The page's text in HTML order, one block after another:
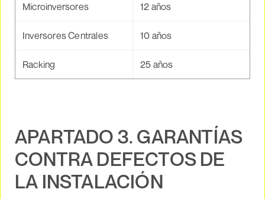
Microinversores 12 años
Inversores Centrales 10 años
Racking 25 años
APARTADO 3. GARANTÍAS
CONTRA DEFECTOS DE
LA INSTALACIÓN